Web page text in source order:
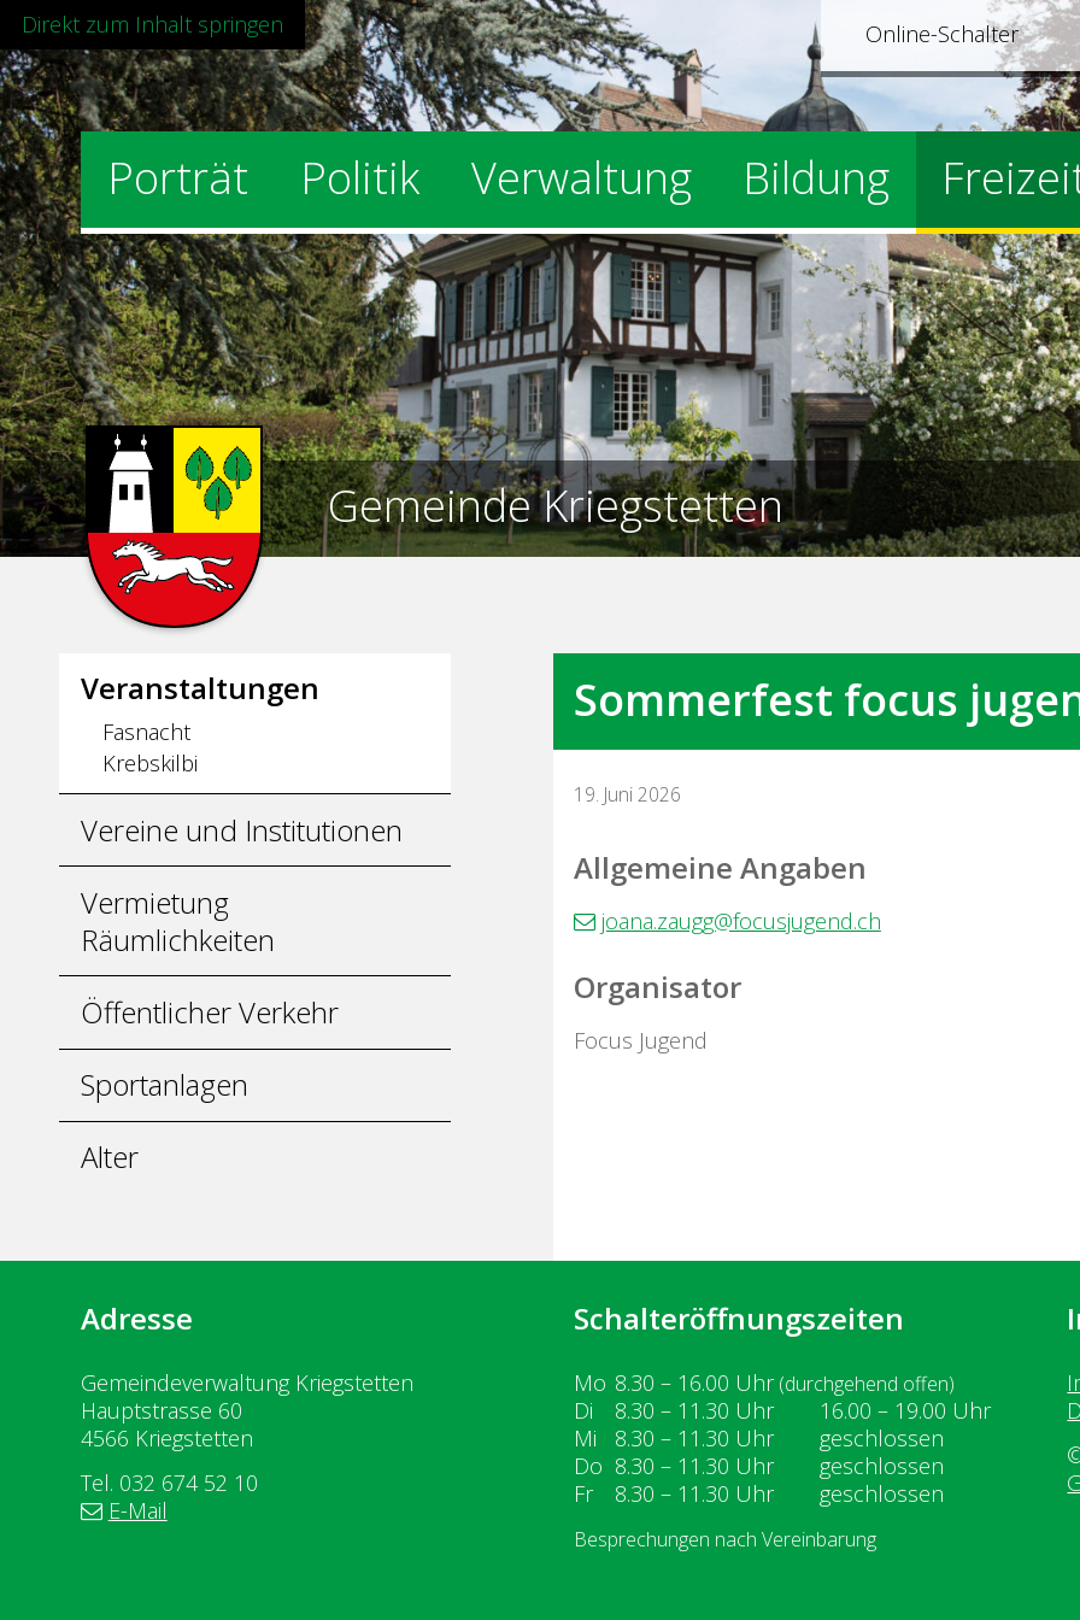
Direkt zum Inhalt springen Online-Schalter
Hauptnavigation
Porträt Politik Verwaltung Bildung
GemeindeKriegstetten
Unternavigation
Veranstaltungen
Fasnacht
Krebskilbi
Vereine und Institutionen
Vermietung
Räumlichkeiten
Öffentlicher Verkehr
Sportanlagen
Alter
Sommerfest focus
19. Juni 2026
Allgemeine Angaben
joana.zaugg@focusjugend.ch
Organisator
Focus Jugend
Adresse
Gemeindeverwaltung Kriegstetten
Hauptstrasse 60
4566 Kriegstetten
Tel. 032 674 52 10
E-Mail
Schalteröffnungszeiten
WochentagVormittagNachmittag
Mo ntag
8.30 – 16.00 Uhr(durchgehend offen)
Di enstag
8.30 – 11.30 Uhr 16.00 – 19.00 Uhr
Mi ttwoch
8.30 – 11.30 Uhr
geschlossen
Do nnerstag
8.30 – 11.30 Uhr
geschlossen
Freitag8.30 – 11.30 Uhr geschlossen
Besprechungen nach Vereinbarung